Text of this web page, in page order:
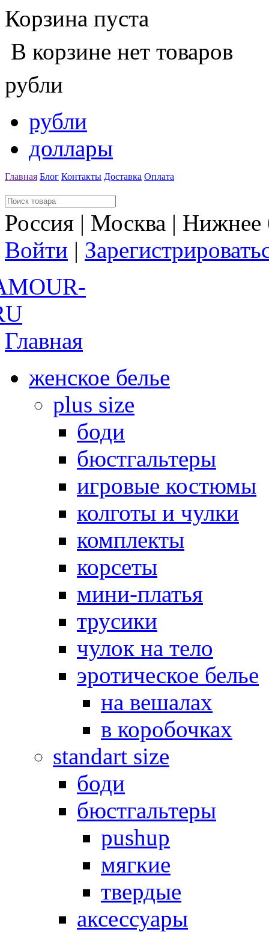
Корзина пуста
В корзине нет товаров
рубли
рубли
доллары
Главная Блог Контакты Доставка Оплата
Россия | Москва |
Войти |
Главная
женское белье
plus size
боди
бюстгальтеры
игровые костюмы
колготы и чулки
комплекты
корсеты
мини-платья
трусики
чулок на тело
эротическое белье
на вешалах
в коробочках
standart size
боди
бюстгальтеры
pushup
мягкие
твердые
аксессуары